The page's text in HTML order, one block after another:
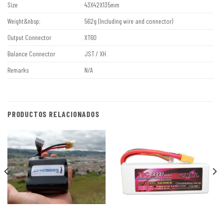
Size
43X42X135mm
Weight&nbsp;
562g (Including wire and connector)
Output Connector
XT60
Balance Connector
JST / XH
Remarks
N/A
PRODUCTOS RELACIONADOS